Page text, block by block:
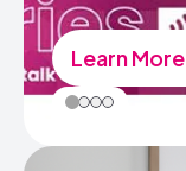
Learn More